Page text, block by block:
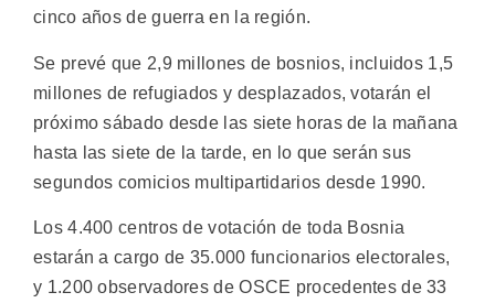
cinco años de guerra en la región.
Se prevé que 2,9 millones de bosnios, incluidos 1,5
millones de refugiados y desplazados, votarán el
próximo sábado desde las siete horas de la mañana
hasta las siete de la tarde, en lo que serán sus
segundos comicios multipartidarios desde 1990.
Los 4.400 centros de votación de toda Bosnia
estarán a cargo de 35.000 funcionarios electorales,
y 1.200 observadores de OSCE procedentes de 33